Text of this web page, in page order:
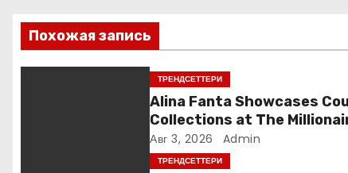
ц
Похожая запись
ТРЕНДСЕТТЕРИ
Alina Fanta Showcases
Collections at The
Concept Gala in France
Авг 3, 2026 Admin
ТРЕНДСЕТТЕРИ